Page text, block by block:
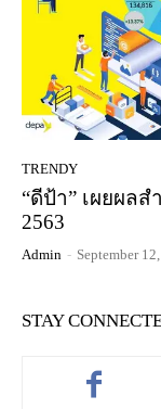
TRENDY
“ดีป้า” เผยผล
2563
Admin - September
STAY